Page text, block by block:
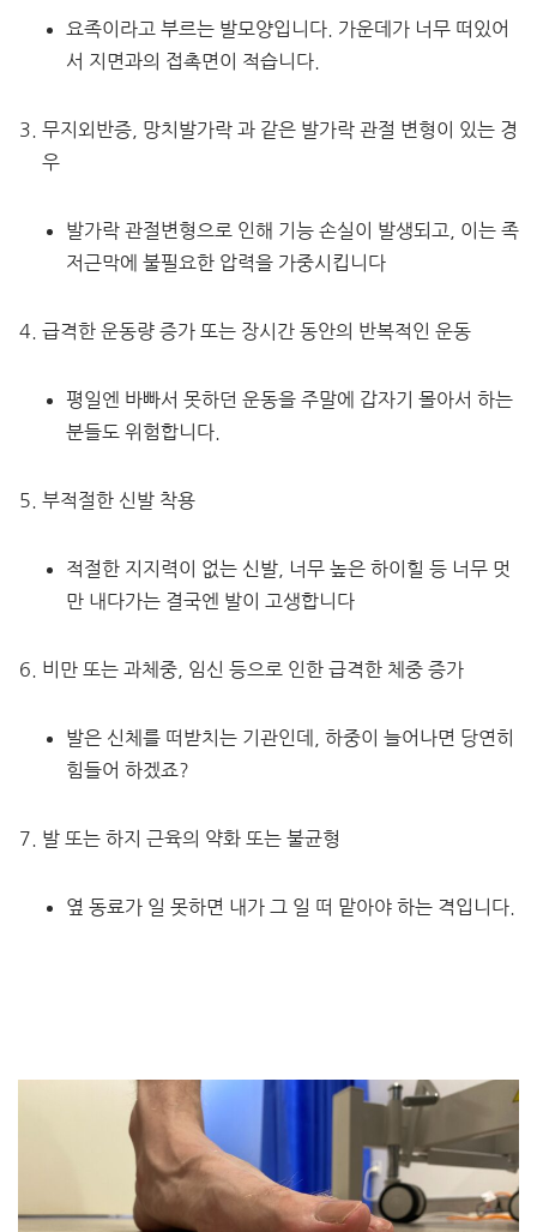
요족이라고 부르는 발모양입니다. 가운데가 너무 떠있어
서 지면과의 접촉면이 적습니다.
무지외반증, 망치발가락 과 같은 발가락 관절 변형이 있는 경
우
발가락 관절변형으로 인해 기능 손실이 발생되고, 이는 족
저근막에 불필요한 압력을 가중시킵니다
급격한 운동량 증가 또는 장시간 동안의 반복적인 운동
평일엔 바빠서 못하던 운동을 주말에 갑자기 몰아서 하는
분들도 위험합니다.
부적절한 신발 착용
적절한 지지력이 없는 신발, 너무 높은 하이힐 등 너무 멋
만 내다가는 결국엔 발이 고생합니다
비만 또는 과체중, 임신 등으로 인한 급격한 체중 증가
발은 신체를 떠받치는 기관인데, 하중이 늘어나면 당연히
힘들어 하겠죠?
발 또는 하지 근육의 약화 또는 불균형
옆 동료가 일 못하면 내가 그 일 떠 맡아야 하는 격입니다.